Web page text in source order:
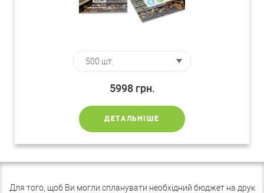
5998 грн.
ДЕТАЛЬНІШЕ
Для того, щоб Ви могли спланувати необхідний бюджет на друк